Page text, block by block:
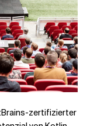
zertifizierter